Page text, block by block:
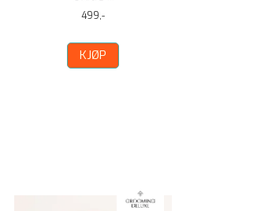
499,-
KJØP